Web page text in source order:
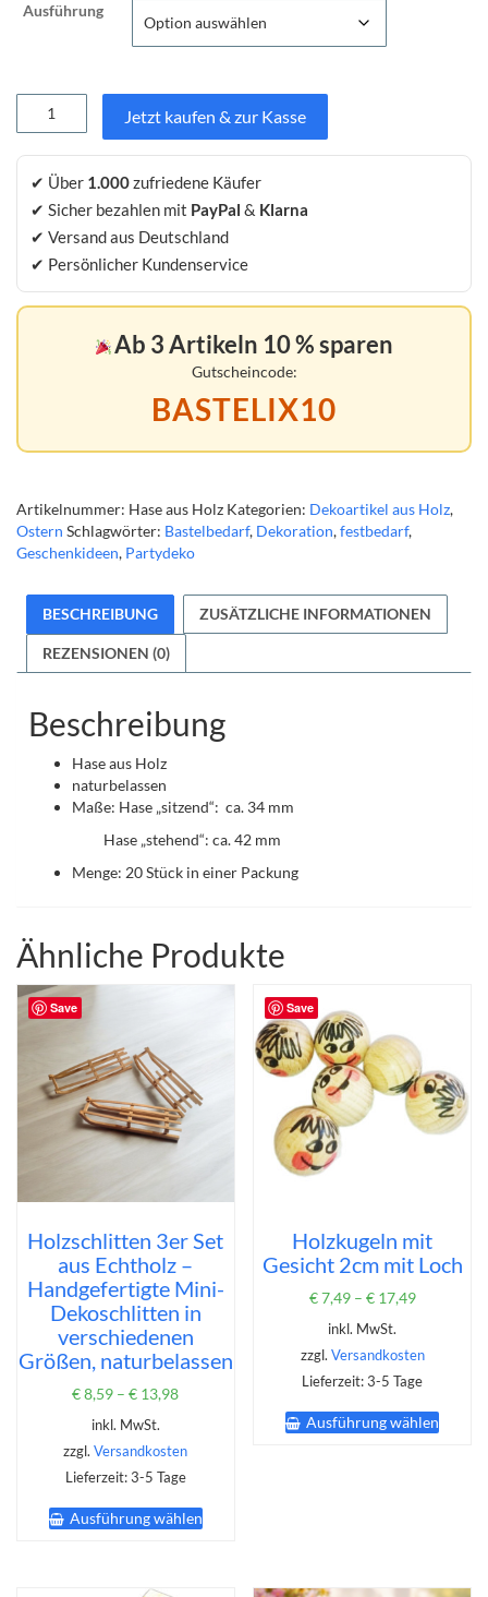
Ausführung
oder
"stehend"
Menge
Jetzt kaufen & zur Kasse
✔ Über 1.000zufriedene Käufer
✔ Sicher bezahlen mit PayPal & Klarna
✔ Versand aus Deutschland
✔ Persönlicher Kundenservice
Ab 3 Artikeln 10 % sparen
Gutscheincode:
BASTELIX10
Artikelnummer: Hase aus Holz Kategorien: Dekoartikel aus Holz,
Ostern Schlagwörter: Bastelbedarf, Dekoration,festbedarf,
Geschenkideen, Partydeko
BESCHREIBUNG ZUSÄTZLICHE INFORMATIONEN
REZENSIONEN (0)
Beschreibung
Hase aus Holz
naturbelassen
Maße: Hase „sitzend“: ca. 34 mm
Hase „stehend“: ca. 42 mm
Menge: 20 Stück in einer Packung
Ähnliche Produkte
Save
Holzschlitten 3er Set
aus Echtholz –
Handgefertigte Mini-
Dekoschlitten in
verschiedenen
Größen, naturbelassen
€8,59 –€ 13,98
inkl. MwSt.
zzgl.Versandkosten
Lieferzeit: 3-5 Tage
Ausführung wählenProdukt
Varianten
Save
Holzkugeln mit
Gesicht 2cm mit Loch
€7,49– €17,49
inkl. MwSt.
zzgl. Versandkosten
Lieferzeit:3-5 Tage
Ausführung wählen